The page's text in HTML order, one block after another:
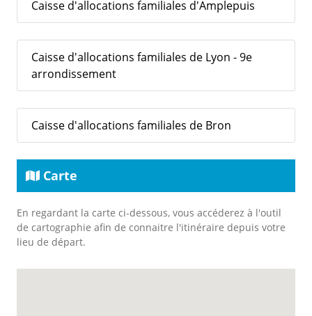
Caisse d'allocations familiales d'Amplepuis
Caisse d'allocations familiales de Lyon - 9e
arrondissement
Caisse d'allocations familiales de Bron
Carte
En regardant la carte ci-dessous, vous accéderez à l'outil
de cartographie afin de connaitre l'itinéraire depuis votre
lieu de départ.